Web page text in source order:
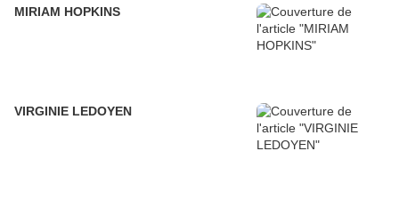
MIRIAM HOPKINS
VIRGINIE LEDOYEN